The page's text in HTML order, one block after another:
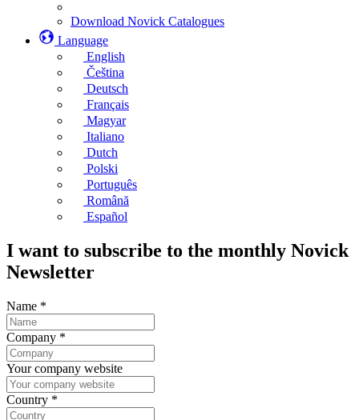
Download Novick Catalogues
Language
English
Čeština
Deutsch
Français
Magyar
Italiano
Dutch
Polski
Português
Română
Español
I want to subscribe to the monthly Novick
Newsletter
Name *
Company *
Your company website
Country *